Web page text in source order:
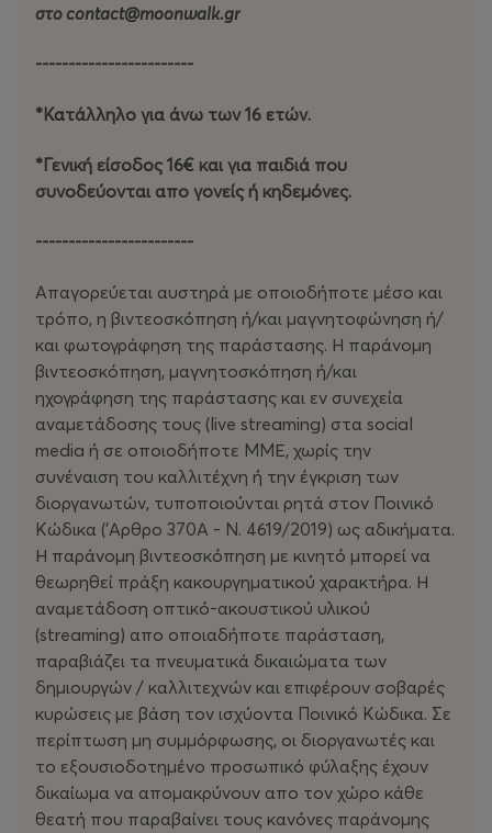
στο contact@moonwalk.gr
------------------------
*Κατάλληλο για άνω των 16 ετών.
*Γενική είσοδος 16€ και για παιδιά που
συνοδεύονται απο γονείς ή κηδεμόνες.
------------------------
Απαγορεύεται αυστηρά με οποιοδήποτε μέσο και
τρόπο, η βιντεοσκόπηση ή/και μαγνητοφώνηση ή/
και φωτογράφηση της παράστασης. Η παράνομη
βιντεοσκόπηση, μαγνητοσκόπηση ή/και
ηχογράφηση της παράστασης και εν συνεχεία
αναμετάδοσης τους (live streaming) στα social
media ή σε οποιοδήποτε ΜΜΕ, χωρίς την
συνέναιση του καλλιτέχνη ή την έγκριση των
διοργανωτών, τυποποιούνται ρητά στον Ποινικό
Κώδικα ('Αρθρο 370Α - Ν. 4619/2019) ως αδικήματα.
Η παράνομη βιντεοσκόπηση με κινητό μπορεί να
θεωρηθεί πράξη κακουργηματικού χαρακτήρα. Η
αναμετάδοση οπτικό-ακουστικού υλικού
(streaming) απο οποιαδήποτε παράσταση,
παραβιάζει τα πνευματικά δικαιώματα των
δημιουργών / καλλιτεχνών και επιφέρουν σοβαρές
κυρώσεις με βάση τον ισχύοντα Ποινικό Κώδικα. Σε
περίπτωση μη συμμόρφωσης, οι διοργανωτές και
το εξουσιοδοτημένο προσωπικό φύλαξης έχουν
δικαίωμα να απομακρύνουν απο τον χώρο κάθε
θεατή που παραβαίνει τους κανόνες παράνομης